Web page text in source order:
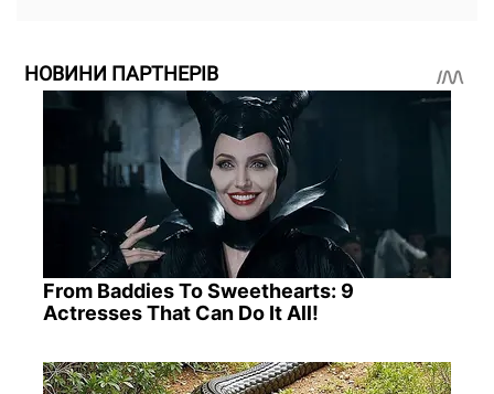
НОВИНИ ПАРТНЕРІВ
From Baddies To Sweethearts: 9
Actresses That Can Do It All!